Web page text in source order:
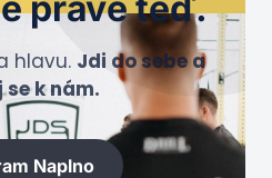
hlavu. Jdi do sebe a
se k nám.
Naplno